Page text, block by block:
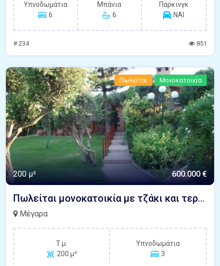
Υπνοδωμάτια
6
Μπάνια
6
Πάρκινγκ
ΝΑΙ
# 234 851
Πωλείται Μονοκατοικία
200 μ² 600.000 €
Πωλείται μονοκατοικία με τζάκι και τεράστιο κήπο δίπλα στο κύμα Κινέτα Μέγαρα
Μέγαρα
Τ.μ.
200 μ²
Υπνοδωμάτια
3